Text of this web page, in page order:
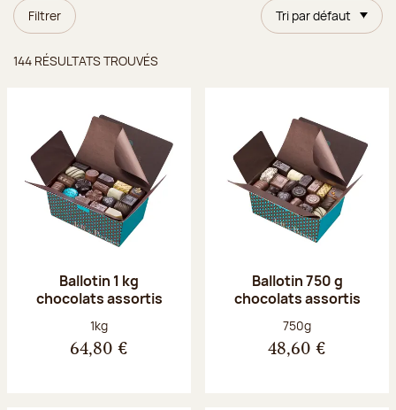
Filtrer Tri par défaut
144 RÉSULTATS TROUVÉS
Ballotin 1 kg
chocolats assortis
Poids net :
1kg
64,80 €
Ballotin 750 g
chocolats assortis
Poids net :
750g
48,60 €